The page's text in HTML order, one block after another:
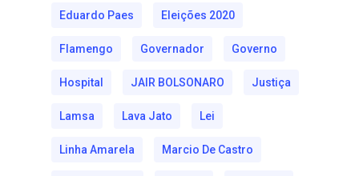
Eduardo Paes Eleições 2020
Flamengo Governador Governo
Hospital JAIR BOLSONARO Justiça
Lamsa Lava Jato Lei
Linha Amarela Marcio De Castro